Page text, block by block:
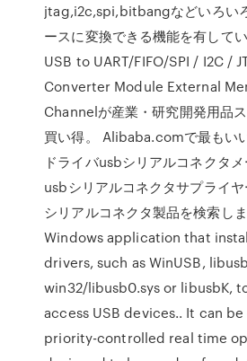
jtag,i2c,spi,bitbangなどいろい
ースに変換できる機能を有して
USB to UART/FIFO/SPI / I2C /
Converter Module External
Channelが産業・研究開発用品
買い得。 Alibaba.comで最もい
ドライバusbシリアルコネクタ
usbシリアルコネクタサプライ
シリアルコネクタ製品を検索し
Windows application that
drivers, such as WinUSB,
win32/libusb0.sys or libusbK,
access USB devices.. It can be
priority-controlled real time